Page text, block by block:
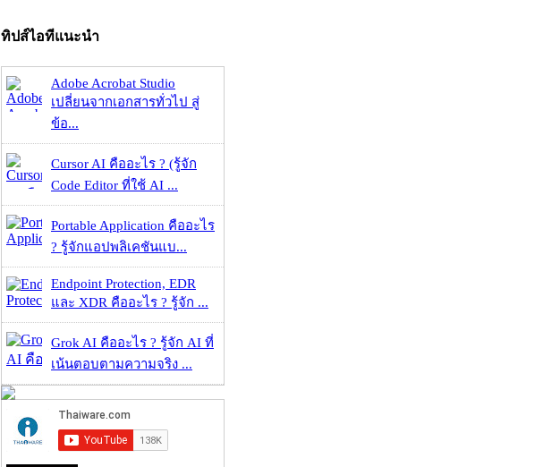
ทิปส์ไอทีแนะนำ
Adobe Acrobat Studio
เปลี่ยนจากเอกสารทั่วไป สู่
ข้อ...
Cursor AI คืออะไร ? (รู้จัก
Code Editor ที่ใช้ AI ...
Portable Application คืออะไร
? รู้จักแอปพลิเคชันแบ...
Endpoint Protection, EDR
และ XDR คืออะไร ? รู้จัก ...
Grok AI คืออะไร ? รู้จัก AI ที่
เน้นตอบตามความจริง ...